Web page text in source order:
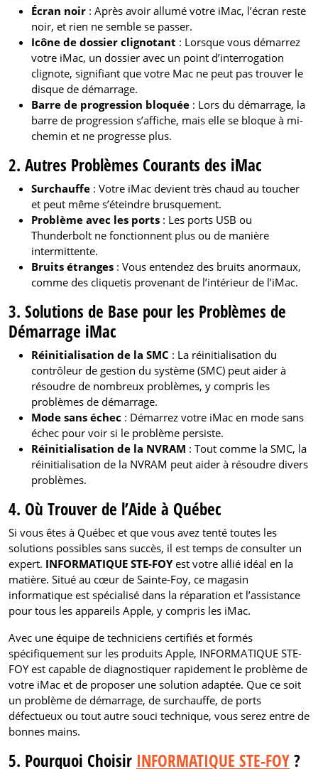
Écran noir : Après avoir allumé votre iMac, l’écran reste
noir, et rien ne semble se passer.
Icône de dossier clignotant : Lorsque vous démarrez
votre iMac, un dossier avec un point d’interrogation
clignote, signifiant que votre Mac ne peut pas trouver le
disque de démarrage.
Barre de progression bloquée : Lors du démarrage, la
barre de progression s’affiche, mais elle se bloque à mi-
chemin et ne progresse plus.
2. Autres Problèmes Courants des iMac
Surchauffe : Votre iMac devient très chaud au toucher
et peut même s’éteindre brusquement.
Problème avec les ports : Les ports USB ou
Thunderbolt ne fonctionnent plus ou de manière
intermittente.
Bruits étranges : Vous entendez des bruits anormaux,
comme des cliquetis provenant de l’intérieur de l’iMac.
3. Solutions de Base pour les Problèmes de
Démarrage iMac
Réinitialisation de la SMC : La réinitialisation du
contrôleur de gestion du système (SMC) peut aider à
résoudre de nombreux problèmes, y compris les
problèmes de démarrage.
Mode sans échec : Démarrez votre iMac en mode sans
échec pour voir si le problème persiste.
Réinitialisation de la NVRAM : Tout comme la SMC, la
réinitialisation de la NVRAM peut aider à résoudre divers
problèmes.
4. Où Trouver de l’Aide à Québec
Si vous êtes à Québec et que vous avez tenté toutes les
solutions possibles sans succès, il est temps de consulter un
expert. INFORMATIQUE STE-FOYest votre allié idéal en la
matière. Situé au cœur de Sainte-Foy, ce magasin
informatique est spécialisé dans la réparation et l’assistance
pour tous les appareils Apple, y compris les iMac.
Avec une équipe de techniciens certifiés et formés
spécifiquement sur les produits Apple, INFORMATIQUE STE-
FOY est capable de diagnostiquer rapidement le problème de
votre iMac et de proposer une solution adaptée. Que ce soit
un problème de démarrage, de surchauffe, de ports
défectueux ou tout autre souci technique, vous serez entre de
bonnes mains.
5. Pourquoi Choisir INFORMATIQUE STE-FOY?